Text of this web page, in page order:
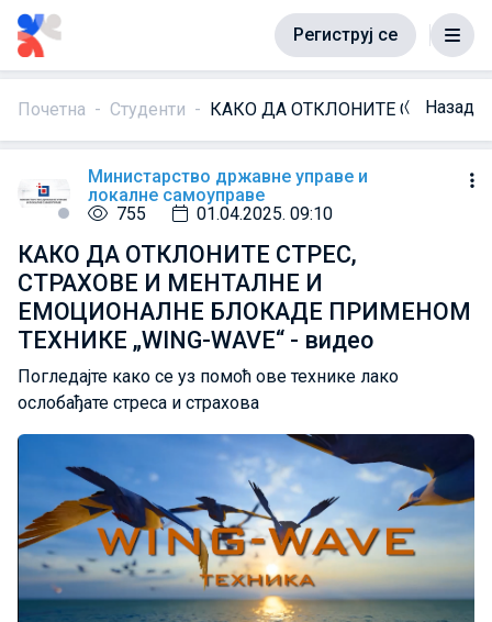
Региструј се
Почетна Студенти КАКО ДА ОТКЛОНИТЕ СТРЕС,
Назад
Министарство државне управе и
локалне самоуправе
755
01.04.2025. 09:10
КАКО ДА ОТКЛОНИТЕ СТРЕС,
СТРАХОВЕ И МЕНТАЛНЕ И
ЕМОЦИОНАЛНЕ БЛОКАДЕ ПРИМЕНОМ
ТЕХНИКЕ „WING-WAVE“ - видео
Погледајте како се уз помоћ ове технике лако
ослобађате стреса и страхова